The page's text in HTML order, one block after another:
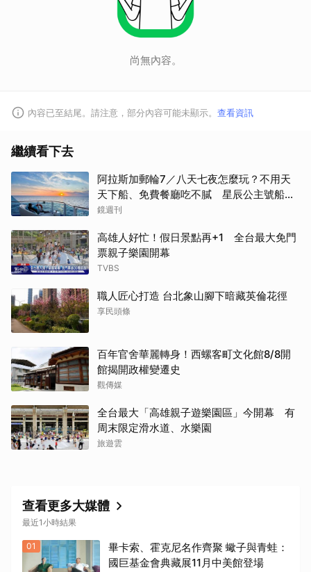
尚無內容。
內容已至結尾。請注意，部分內容可能未顯示。 查看資訊
繼續看下去
阿拉斯加郵輪7／八天七夜怎麼玩？不用天
天下船、免費餐廳吃不膩 星辰公主號船上
一日生活公開
鏡週刊
高雄人好忙！假日景點再+1 全台最大免門
票親子樂園開幕
TVBS
職人匠心打造 台北象山腳下暗藏英倫花徑
享民頭條
百年官舍華麗轉身！西螺客町文化館8/8開
館揭開政權變遷史
觀傳媒
全台最大「高雄親子遊樂園區」今開幕 有
周末限定滑水道、水樂園
旅遊雲
查看更多大媒體
最近1小時結果
01
畢卡索、霍克尼名作齊聚 蠍子與青蛙：
國巨基金會典藏展11月中美館登場